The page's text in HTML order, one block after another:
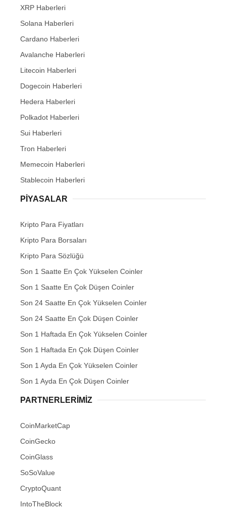
XRP Haberleri
Solana Haberleri
Cardano Haberleri
Avalanche Haberleri
Litecoin Haberleri
Dogecoin Haberleri
Hedera Haberleri
Polkadot Haberleri
Sui Haberleri
Tron Haberleri
Memecoin Haberleri
Stablecoin Haberleri
PIYASALAR
Kripto Para Fiyatları
Kripto Para Borsaları
Kripto Para Sözlüğü
Son 1 Saatte En Çok Yükselen Coinler
Son 1 Saatte En Çok Düşen Coinler
Son 24 Saatte En Çok Yükselen Coinler
Son 24 Saatte En Çok Düşen Coinler
Son 1 Haftada En Çok Yükselen Coinler
Son 1 Haftada En Çok Düşen Coinler
Son 1 Ayda En Çok Yükselen Coinler
Son 1 Ayda En Çok Düşen Coinler
PARTNERLERIMIZ
CoinMarketCap
CoinGecko
CoinGlass
SoSoValue
CryptoQuant
IntoTheBlock